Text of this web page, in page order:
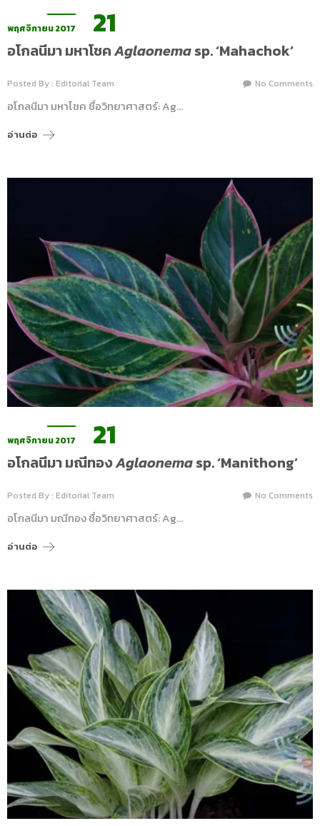
พฤศจิกายน 2017 21
อโกลนีมา มหาโชคAglaonemasp. ‘Mahachok’
Posted By : Editorial Team No Comments
อโกลนีมา มหาโชค ชื่อวิทยาศาสตร์: Ag…
อ่านต่อ
พฤศจิกายน 2017 21
อโกลนีมา มณีทองAglaonemasp. ‘Manithong’
Posted By : Editorial Team No Comments
อโกลนีมา มณีทอง ชื่อวิทยาศาสตร์: Ag…
อ่านต่อ